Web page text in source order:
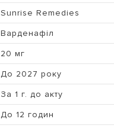
Sunrise Remedies
Варденафіл
20 мг
До 2027 року
За 1 г. до акту
До 12 годин